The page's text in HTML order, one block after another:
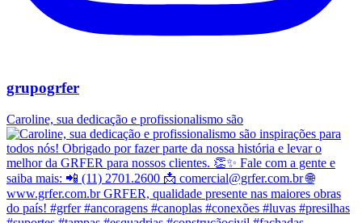
grupogrfer
Caroline, sua dedicação e profissionalismo são